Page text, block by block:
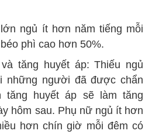
ngủ ít hơn năm tiếng mỗi
phì cao hơn 50%.
tăng huyết áp: Thiếu ngủ
những người đã được chẩn
tăng huyết áp sẽ làm tăng
hôm sau. Phụ nữ ngủ ít hơn
hơn chín giờ mỗi đêm có